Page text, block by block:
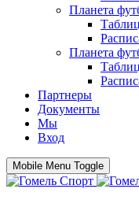
Планета
Планета
Партнеры
Документы
Мы
Вход
Mobile Menu Toggle